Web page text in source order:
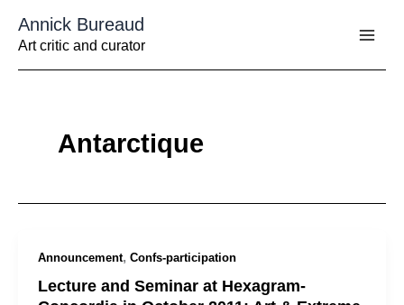
contenu
Annick Bureaud
Art critic and curator
Antarctique
Announcement, Confs-participation
Lecture and Seminar at Hexagram-